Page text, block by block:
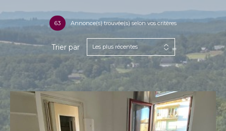
63 Annonce(s) trouvée(s) selon vos critères
Trier par Les plus récentes